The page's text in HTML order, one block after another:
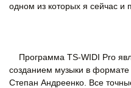
одном из которых я сейчас и
Программа TS-WIDI Pro
созданием музыки в
Степан Андреенко. Все